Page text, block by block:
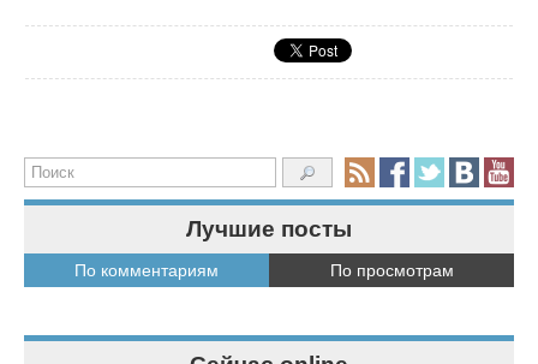
Лучшие посты
По комментариям По просмотрам